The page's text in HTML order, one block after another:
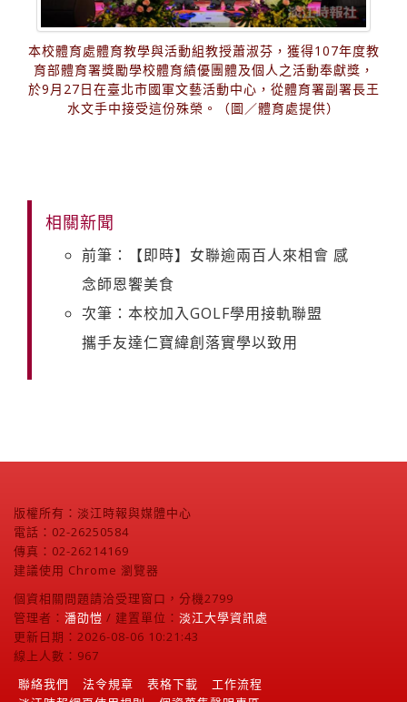
本校體育處體育教學與活動組教授蕭淑芬，獲得107年度教
育部體育署獎勵學校體育績優團體及個人之活動奉獻獎，
於9月27日在臺北市國軍文藝活動中心，從體育署副署長王
水文手中接受這份殊榮。（圖／體育處提供）
相關新聞
前筆：【即時】女聯逾兩百人來相會 感
念師恩饗美食
次筆：本校加入GOLF學用接軌聯盟
攜手友達仁寶緯創落實學以致用
版權所有：淡江時報與媒體中心
電話：02-26250584
傳真：02-26214169
建議使用 Chrome 瀏覽器
個資相關問題請洽受理窗口，分機2799
管理者： 潘劭愷 / 建置單位： 淡江大學資訊處
更新日期：2026-08-06 10:21:43
線上人數：967
聯絡我們
法令規章 表格下載
工作流程